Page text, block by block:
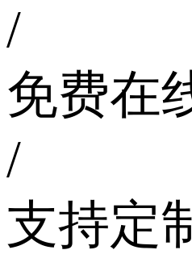
/
免费在
/
支持定